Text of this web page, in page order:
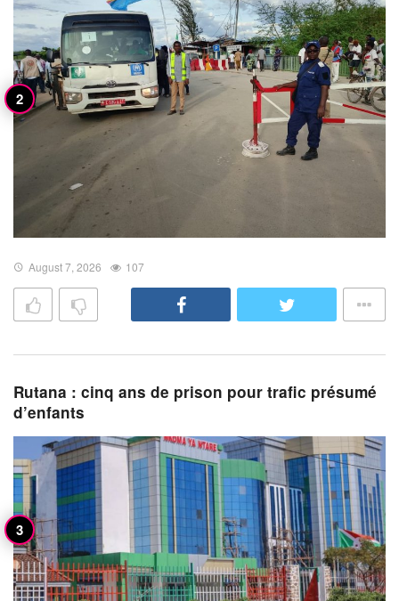
August 7, 2026 107
Rutana : cinq ans de prison pour trafic présumé
d’enfants